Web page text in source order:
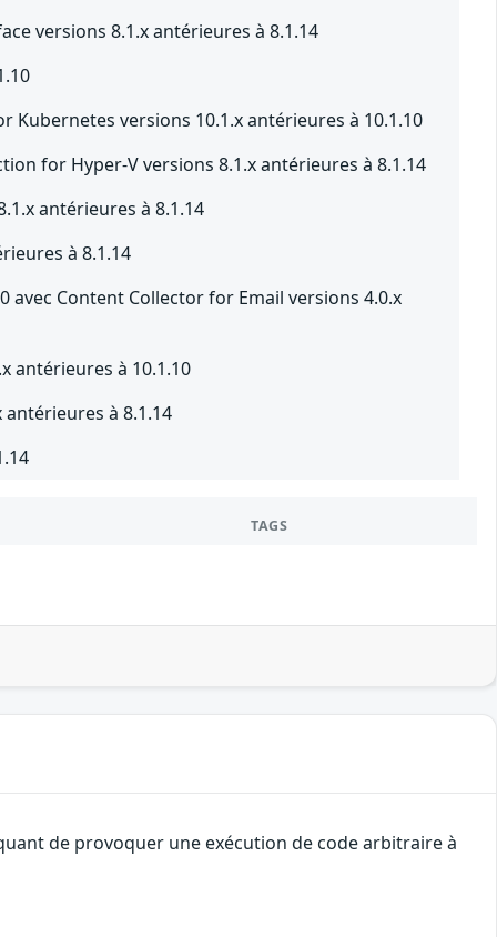
versions 8.1.x antérieures à 8.1.14
Kubernetes versions 10.1.x antérieures à 10.1.10
for Hyper-V versions 8.1.x antérieures à 8.1.14
antérieures à 8.1.14
à 8.1.14
avec Content Collector for Email versions 4.0.x
antérieures à 10.1.10
à 8.1.14
TAGS
de provoquer une exécution de code arbitraire à